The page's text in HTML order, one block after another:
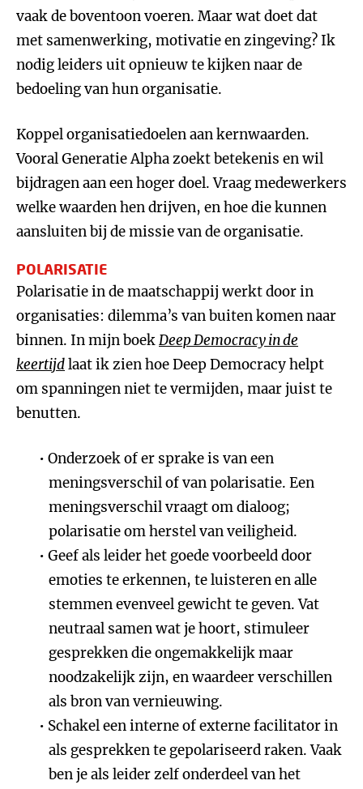
vaak de boventoon voeren. Maar wat doet dat
met samenwerking, motivatie en zingeving? Ik
nodig leiders uit opnieuw te kijken naar de
bedoeling van hun organisatie.
Koppel organisatiedoelen aan kernwaarden.
Vooral Generatie Alpha zoekt betekenis en wil
bijdragen aan een hoger doel. Vraag medewerkers
welke waarden hen drijven, en hoe die kunnen
aansluiten bij de missie van de organisatie.
POLARISATIE
Polarisatie in de maatschappij werkt door in
organisaties: dilemma’s van buiten komen naar
binnen. In mijn boekDeep Democracy in de
keertijdlaat ik zien hoe Deep Democracy helpt
om spanningen niet te vermijden, maar juist te
benutten.
Onderzoek of er sprake is van een
meningsverschil of van polarisatie. Een
meningsverschil vraagt om dialoog;
polarisatie om herstel van veiligheid.
Geef als leider het goede voorbeeld door
emoties te erkennen, te luisteren en alle
stemmen evenveel gewicht te geven. Vat
neutraal samen wat je hoort, stimuleer
gesprekken die ongemakkelijk maar
noodzakelijk zijn, en waardeer verschillen
als bron van vernieuwing.
Schakel een interne of externe facilitator in
als gesprekken te gepolariseerd raken. Vaak
ben je als leider zelf onderdeel van het